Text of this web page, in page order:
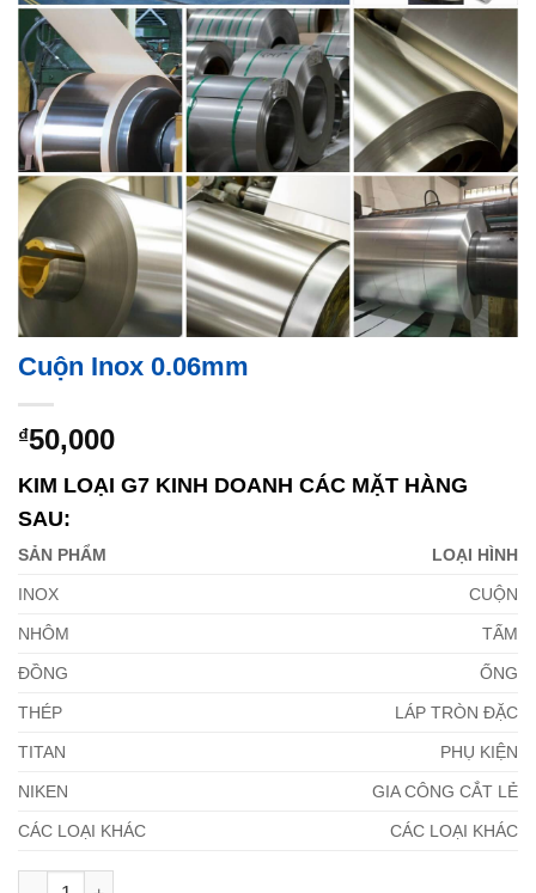
Cuộn Inox 0.06mm
₫50,000
KIM LOẠI G7 KINH DOANH CÁC MẶT HÀNG
SAU:
SẢN PHẨM LOẠI HÌNH
INOX CUỘN
NHÔM TẤM
ĐỒNG ỐNG
THÉP LÁP TRÒN ĐẶC
TITAN PHỤ KIỆN
NIKEN GIA CÔNG CẮT LẺ
CÁC LOẠI KHÁC CÁC LOẠI KHÁC
Cuộn Inox 0.06mm số lượng